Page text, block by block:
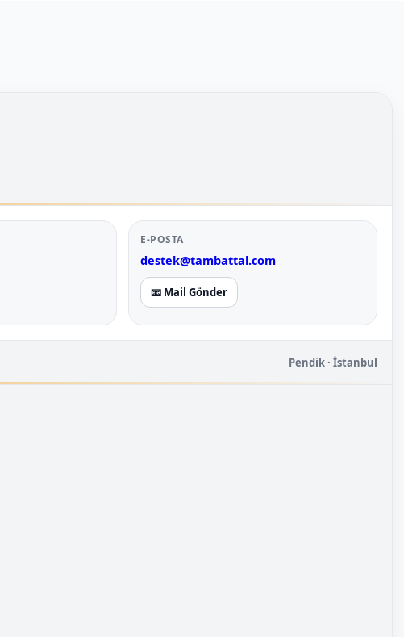
E-POSTA
destek@tambattal.com
📧 Mail Gönder
Pendik · İstanbul